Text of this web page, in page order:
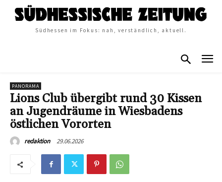
Südhessen im Fokus: nah, verständlich, aktuell.
PANORAMA
Lions Club übergibt rund 30 Kissen
an Jugendräume in Wiesbadens
östlichen Vororten
redaktion 29.06.2026